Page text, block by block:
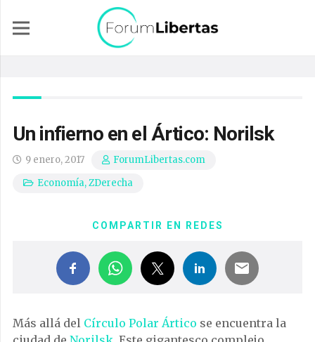
Un infierno en el Ártico: Norilsk
9 enero, 2017
ForumLibertas.com
Economía,ZDerecha
COMPARTIR EN REDES
Más allá del Círculo Polar Ártico se encuentra la